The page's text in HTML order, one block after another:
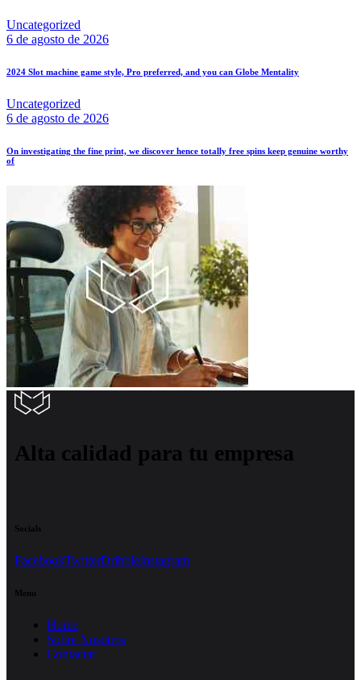
Uncategorized
6 de agosto de 2026
2024 Slot machine game style, Pro preferred, and you can Globe Mentality
Uncategorized
6 de agosto de 2026
On investigating the fine print, we discover hence totally free spins keep genuine worthy
of
Alta calidad para tu empresa
Socials
FacebookTwitterDribbleInstagram
Menu
Home
Sobre Nosotros
Contactar